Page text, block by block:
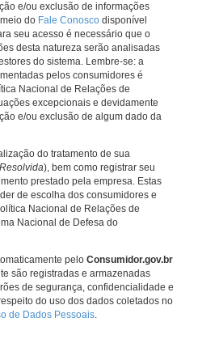
e/ou exclusão de informações
do Fale Conosco disponível
seu acesso é necessário que o
desta natureza serão analisadas
do sistema. Lembre-se: a
pelos consumidores é
Nacional de Relações de
excepcionais e devidamente
e/ou exclusão de algum dado da
do tratamento de sua
), bem como registrar seu
prestado pela empresa. Estas
de escolha dos consumidores e
Nacional de Relações de
Nacional de Defesa do
pelo Consumidor.gov.br
são registradas e armazenadas
de segurança, confidencialidade e
do uso dos dados coletados no
de Dados Pessoais.